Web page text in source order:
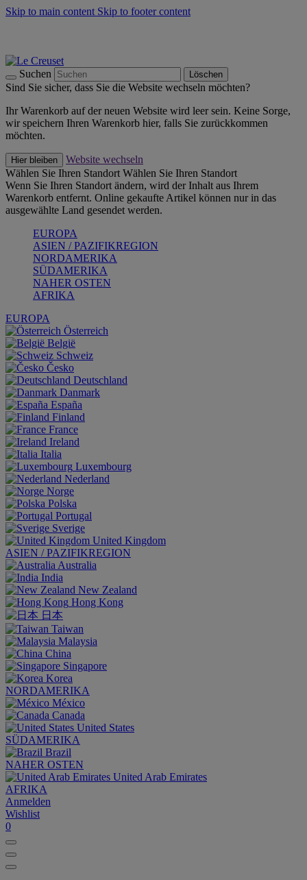
Skip to main content Skip to footer content
Suchen Löschen
Sind Sie sicher, dass Sie die Website wechseln möchten?
Ihr Warenkorb auf der neuen Website wird leer sein. Keine Sorge,
wir speichern Ihren Warenkorb hier, falls Sie zurückkommen
möchten.
Hier bleiben
Website wechseln
Wählen Sie Ihren Standort Wählen Sie Ihren Standort
Wenn Sie Ihren Standort ändern, wird der Inhalt aus Ihrem
Warenkorb entfernt. Online gekaufte Artikel können nur in das
ausgewählte Land gesendet werden.
EUROPA
ASIEN / PAZIFIKREGION
NORDAMERIKA
SÜDAMERIKA
NAHER OSTEN
AFRIKA
EUROPA
Österreich
België
Schweiz
Česko
Deutschland
Danmark
España
Finland
France
Ireland
Italia
Luxembourg
Nederland
Norge
Polska
Portugal
Sverige
United Kingdom
ASIEN / PAZIFIKREGION
Australia
India
New Zealand
Hong Kong
日本
Taiwan
Malaysia
China
Singapore
Korea
NORDAMERIKA
México
Canada
United States
SÜDAMERIKA
Brazil
NAHER OSTEN
United Arab Emirates
AFRIKA
Anmelden
Wishlist
0